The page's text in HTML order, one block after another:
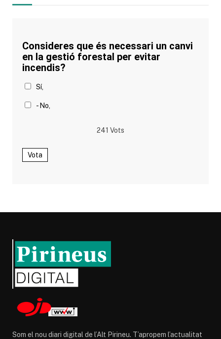
Consideres que és necessari un canvi
en la gestió forestal per evitar
incendis?
Sí,
- No,
241 Vots
Vota
Som el nou diari digital de l’Alt Pirineu. T’apropem l’actualitat